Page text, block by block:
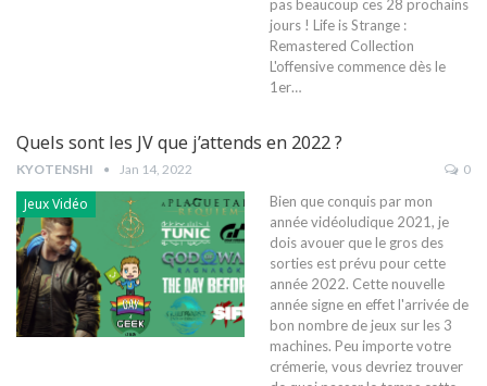
pas beaucoup ces 28 prochains
jours ! Life is Strange :
Remastered Collection
L'offensive commence dès le
1er…
Quels sont les JV que j’attends en 2022 ?
KYOTENSHI Jan 14, 2022 0
Jeux Vidéo
Bien que conquis par mon
année vidéoludique 2021, je
dois avouer que le gros des
sorties est prévu pour cette
année 2022. Cette nouvelle
année signe en effet l'arrivée de
bon nombre de jeux sur les 3
machines. Peu importe votre
crémerie, vous devriez trouver